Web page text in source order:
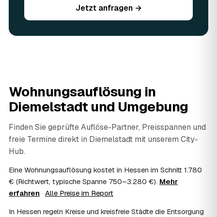
werden vor Ort begutachtet und auf den Preis
angerechnet — das senkt Ihre Kosten. Brauchbares wird
absetzbar?
In vielen Fällen ja: Als haushaltsnahe Dienstleistung
lassen sich Arbeits- und Fahrtkosten anteilig von der
Steuer absetzen, bei einer Auflösung im Erbfall unter
Umständen als Nachlassverbindlichkeit. Sie erhalten eine
ordentliche Rechnung mit ausgewiesenem Lohnanteil; die
genaue Anrechnung klären Sie mit Ihrem Steuerberater.
09
Muss ich bei der Wohnungsauflösung anwesend
Nicht zwingend. Viele Auflösungen in Diemelstadt laufen
nach Schlüsselübergabe ohne Sie ab — praktisch, wenn
Sie weiter entfernt wohnen. Sie können aber jederzeit
Jetzt anfragen →
Wohnungsauflösung in
Diemelstadt und Umgebung
Finden Sie geprüfte Auflöse-Partner, Preisspannen und
freie Termine direkt in Diemelstadt mit unserem City-
Hub.
Eine Wohnungsauflösung kostet in Hessen im Schnitt 1.780
€ (Richtwert, typische Spanne 750–3.280 €). Mehr
erfahren · Alle Preise im Report
In Hessen regeln Kreise und kreisfreie Städte die Entsorgung